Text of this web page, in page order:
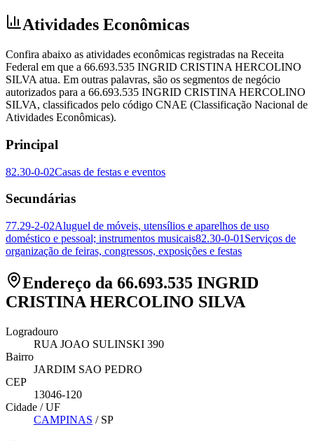
Atividades Econômicas
Confira abaixo as atividades econômicas registradas na Receita
Federal em que a 66.693.535 INGRID CRISTINA HERCOLINO
SILVA atua. Em outras palavras, são os segmentos de negócio
autorizados para a 66.693.535 INGRID CRISTINA HERCOLINO
SILVA, classificados pelo código CNAE (Classificação Nacional de
Atividades Econômicas).
Principal
82.30-0-02Casas de festas e eventos
Secundárias
77.29-2-02Aluguel de móveis, utensílios e aparelhos de uso
doméstico e pessoal; instrumentos musicais82.30-0-01 Serviços de
organização de feiras, congressos, exposições e festas
Endereço da 66.693.535 INGRID
CRISTINA HERCOLINO SILVA
Logradouro
RUA JOAO SULINSKI 390
Bairro
JARDIM SAO PEDRO
CEP
13046-120
Cidade / UF
CAMPINAS / SP